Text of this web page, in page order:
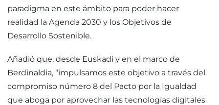
paradigma en este ámbito para poder hacer
realidad la Agenda 2030 y los Objetivos de
Desarrollo Sostenible.
Añadió que, desde Euskadi y en el marco de
Berdinaldia, “impulsamos este objetivo a través del
compromiso número 8 del Pacto por la Igualdad
que aboga por aprovechar las tecnologías digitales